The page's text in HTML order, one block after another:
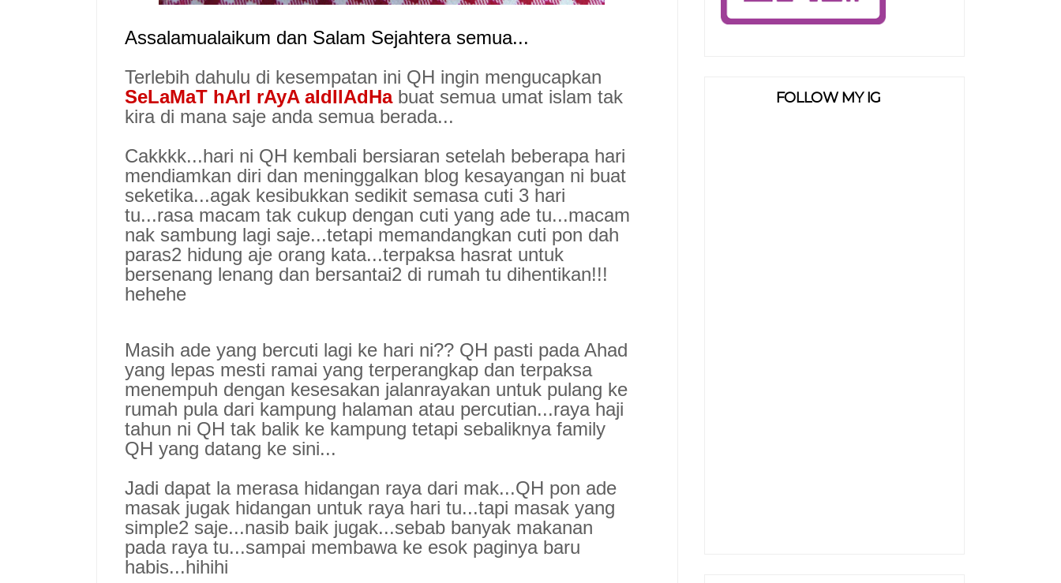
Assalamualaikum dan Salam Sejahtera semua...
Terlebih dahulu di kesempatan ini QH ingin mengucapkan
SeLaMaT hArI rAyA aIdIlAdHabuat semua umat islam tak
kira di mana saje anda semua berada...
Cakkkk...hari ni QH kembali bersiaran setelah beberapa hari
mendiamkan diri dan meninggalkan blog kesayangan ni buat
seketika...agak kesibukkan sedikit semasa cuti 3 hari
tu...rasa macam tak cukup dengan cuti yang ade tu...macam
nak sambung lagi saje...tetapi memandangkan cuti pon dah
paras2 hidung aje orang kata...terpaksa hasrat untuk
bersenang lenang dan bersantai2 di rumah tu dihentikan!!!
hehehe
Masih ade yang bercuti lagi ke hari ni?? QH pasti pada Ahad
yang lepas mesti ramai yang terperangkap dan terpaksa
menempuh dengan kesesakan jalanrayakan untuk pulang ke
rumah pula dari kampung halaman atau percutian...raya haji
tahun ni QH tak balik ke kampung tetapi sebaliknya family
QH yang datang ke sini...
Jadi dapat la merasa hidangan raya dari mak...QH pon ade
masak jugak hidangan untuk raya hari tu...tapi masak yang
simple2 saje...nasib baik jugak...sebab banyak makanan
pada raya tu...sampai membawa ke esok paginya baru
habis...hihihi
FOLLOW MY IG